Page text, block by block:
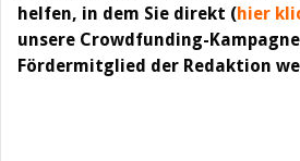
helfen, in dem Sie direkt (hier
unsere Crowdfunding-
Fördermitglied der Redaktion